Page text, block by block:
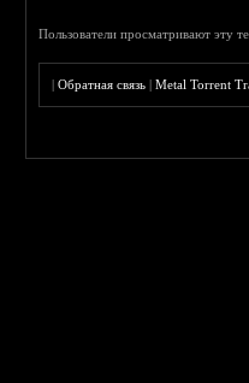
Пользователи просматривают эту
|Обратная связь |Metal Torrent